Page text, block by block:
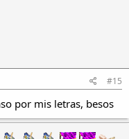
propuesta por el poeta
endecasílabos que
uno de ellos por un
consonante: 11A-7b-7b-
#15
por mis letras, besos